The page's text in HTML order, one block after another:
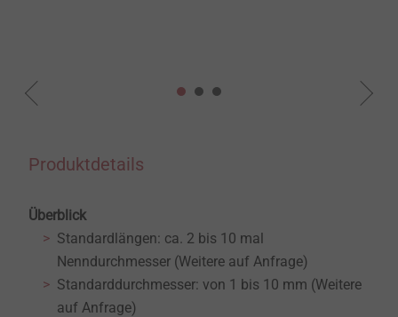
Produktdetails
Überblick
Standardlängen: ca. 2 bis 10 mal
Nenndurchmesser (Weitere auf Anfrage)
Standarddurchmesser: von 1 bis 10 mm (Weitere
auf Anfrage)